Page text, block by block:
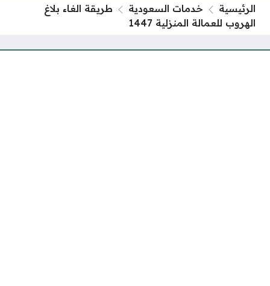
الرئيسية خدمات السعودية
طريقة الغاء بلاغ
الهروب للعمالة المنزلية 1447